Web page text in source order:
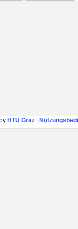
HTU Graz|